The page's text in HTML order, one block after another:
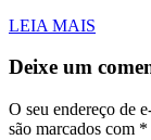
LEIA MAIS
Deixe um
O seu endereço de
são marcados com *